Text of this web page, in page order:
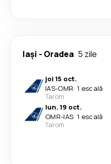
Iași - Oradea 5 zile
joi 15 oct.
IAS-OMR· 1 escală
Tarom
lun. 19 oct.
OMR-IAS· 1 escală
Tarom